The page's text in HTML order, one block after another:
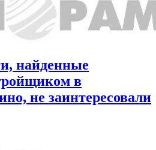
найденные
в
не заинтересовали